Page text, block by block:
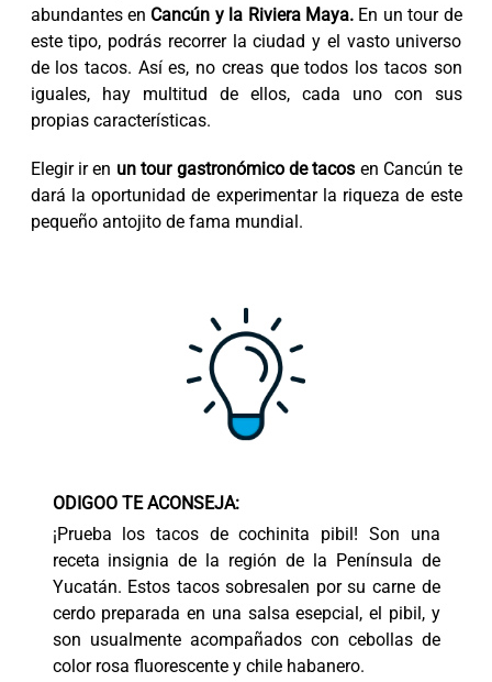
abundantes en Cancún y la Riviera Maya.En un tour de
este tipo, podrás recorrer la ciudad y el vasto universo
de los tacos. Así es, no creas que todos los tacos son
iguales, hay multitud de ellos, cada uno con sus
propias características.
Elegir ir en un tour gastronómico de tacos en Cancún te
dará la oportunidad de experimentar la riqueza de este
pequeño antojito de fama mundial.
ODIGOO TE ACONSEJA:
¡Prueba los tacos de cochinita pibil! Son una
receta insignia de la región de la Península de
Yucatán. Estos tacos sobresalen por su carne de
cerdo preparada en una salsa esepcial, el pibil, y
son usualmente acompañados con cebollas de
color rosa fluorescente y chile habanero.